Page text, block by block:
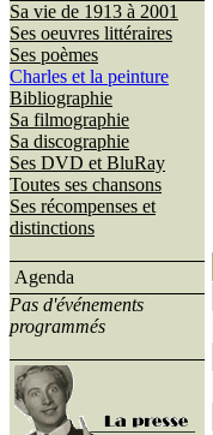
Sa vie de 1913 à 2001
Ses oeuvres littéraires
Ses poèmes
Charles et la peinture
Bibliographie
Sa filmographie
Sa discographie
Ses DVD et BluRay
Toutes ses chansons
Ses récompenses et
distinctions
Agenda
Pas d'événements
programmés